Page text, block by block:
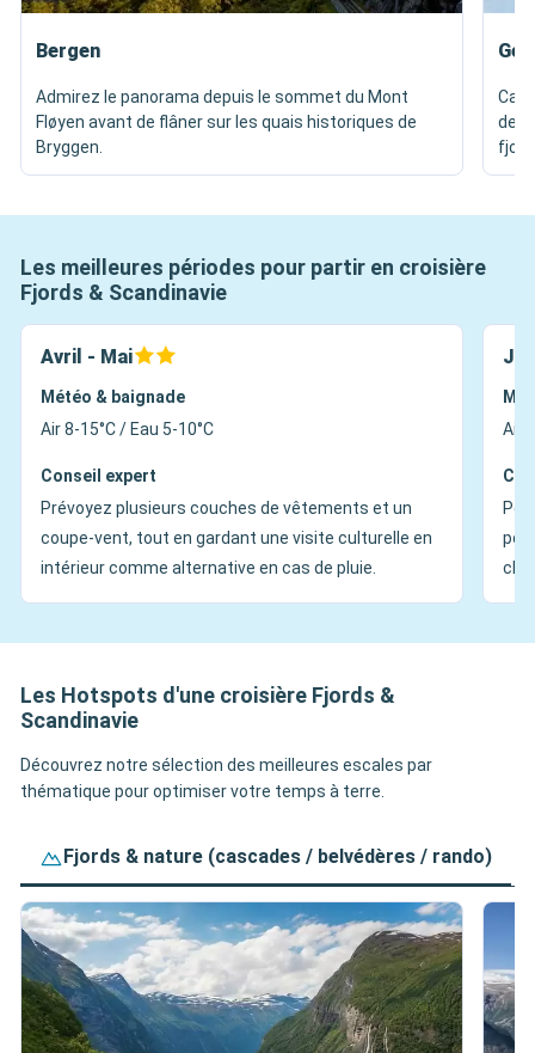
Bergen
Admirez le panorama depuis le sommet du Mont
Fløyen avant de flâner sur les quais historiques de
Bryggen.
Les meilleures périodes pour partir en croisière
Fjords & Scandinavie
Avril - Mai
Météo & baignade
Air 8-15°C / Eau 5-10°C
Conseil expert
Prévoyez plusieurs couches de vêtements et un
coupe-vent, tout en gardant une visite culturelle en
intérieur comme alternative en cas de pluie.
Air
Les Hotspots d'une croisière Fjords &
Scandinavie
Découvrez notre sélection des meilleures escales par
thématique pour optimiser votre temps à terre.
Fjords & nature (cascades / belvédères / rando)